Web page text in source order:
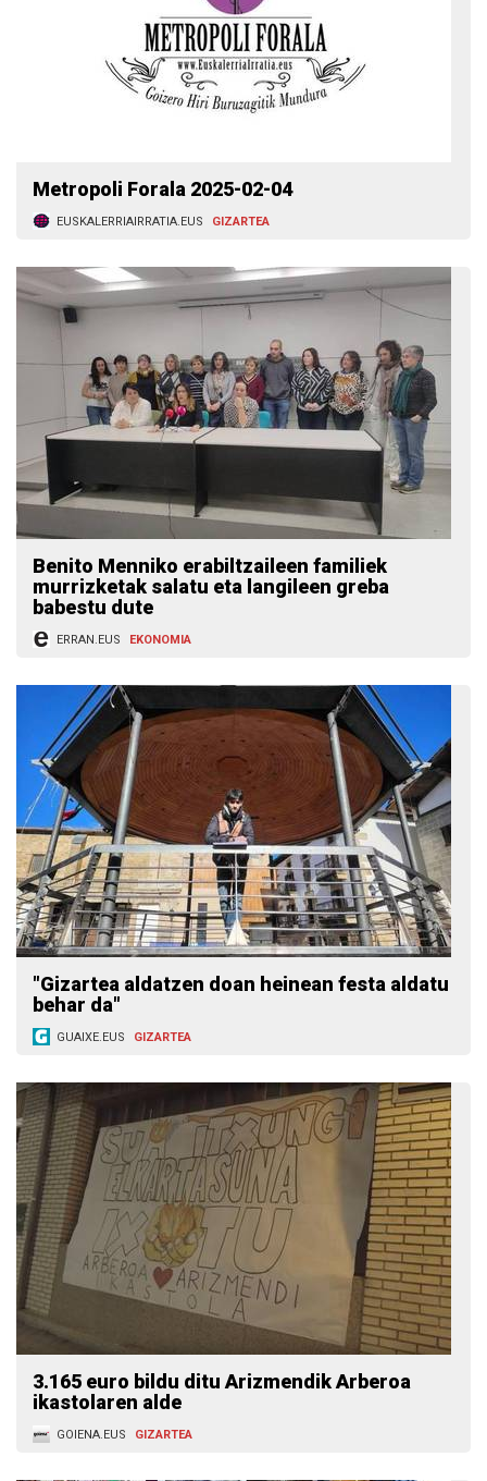
Metropoli Forala 2025-02-04
EUSKALERRIAIRRATIA.EUS GIZARTEA
Benito Menniko erabiltzaileen familiek
murrizketak salatu eta langileen greba
babestu dute
ERRAN.EUS EKONOMIA
"Gizartea aldatzen doan heinean festa aldatu
behar da"
GUAIXE.EUS GIZARTEA
3.165 euro bildu ditu Arizmendik Arberoa
ikastolaren alde
GOIENA.EUS GIZARTEA